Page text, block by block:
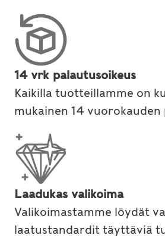
14 vrk palautusoikeus
Kaikilla tuotteillamme on
mukainen 14 vuorokauden
Laadukas valikoima
Valikoimastamme löydät
laatustandardit täyttäviä